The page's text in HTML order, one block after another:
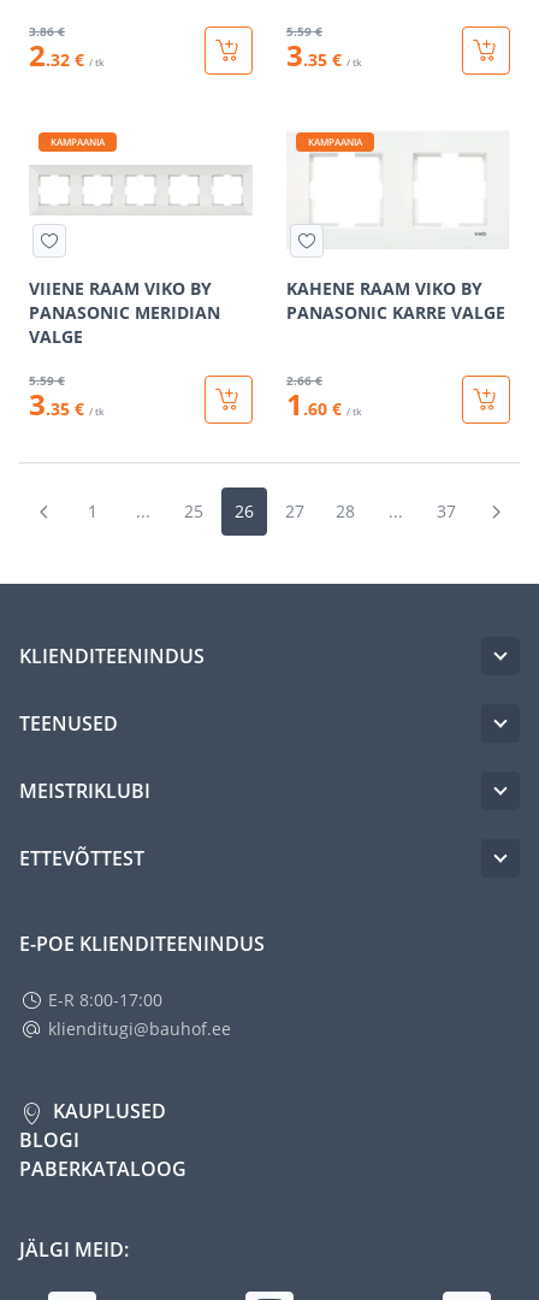
3.86 €
2.32 € / tk
5.59 €
3.35 € / tk
KAMPAANIA
VIIENE RAAM VIKO BY
PANASONIC MERIDIAN
VALGE
5.59 €
3.35 € / tk
KAMPAANIA
KAHENE RAAM VIKO BY
PANASONIC KARRE VALGE
2.66 €
1 .60 € / tk
1 ... 25 26 27 28 ... 37
KLIENDITEENINDUS
TEENUSED
MEISTRIKLUBI
ETTEVÕTTEST
E-POE KLIENDITEENINDUS
E-R 8:00-17:00
klienditugi@bauhof.ee
KAUPLUSED
BLOGI
PABERKATALOOG
JÄLGI MEID: